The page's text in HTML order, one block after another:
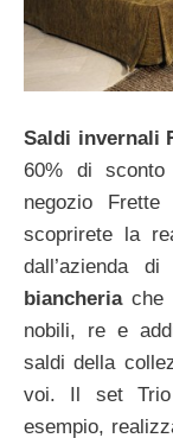
Saldi invernali
60% di
negozio Frette
scoprirete la
dall’azienda
biancheriache
nobili, re e
saldi della
voi. Il set
esempio,